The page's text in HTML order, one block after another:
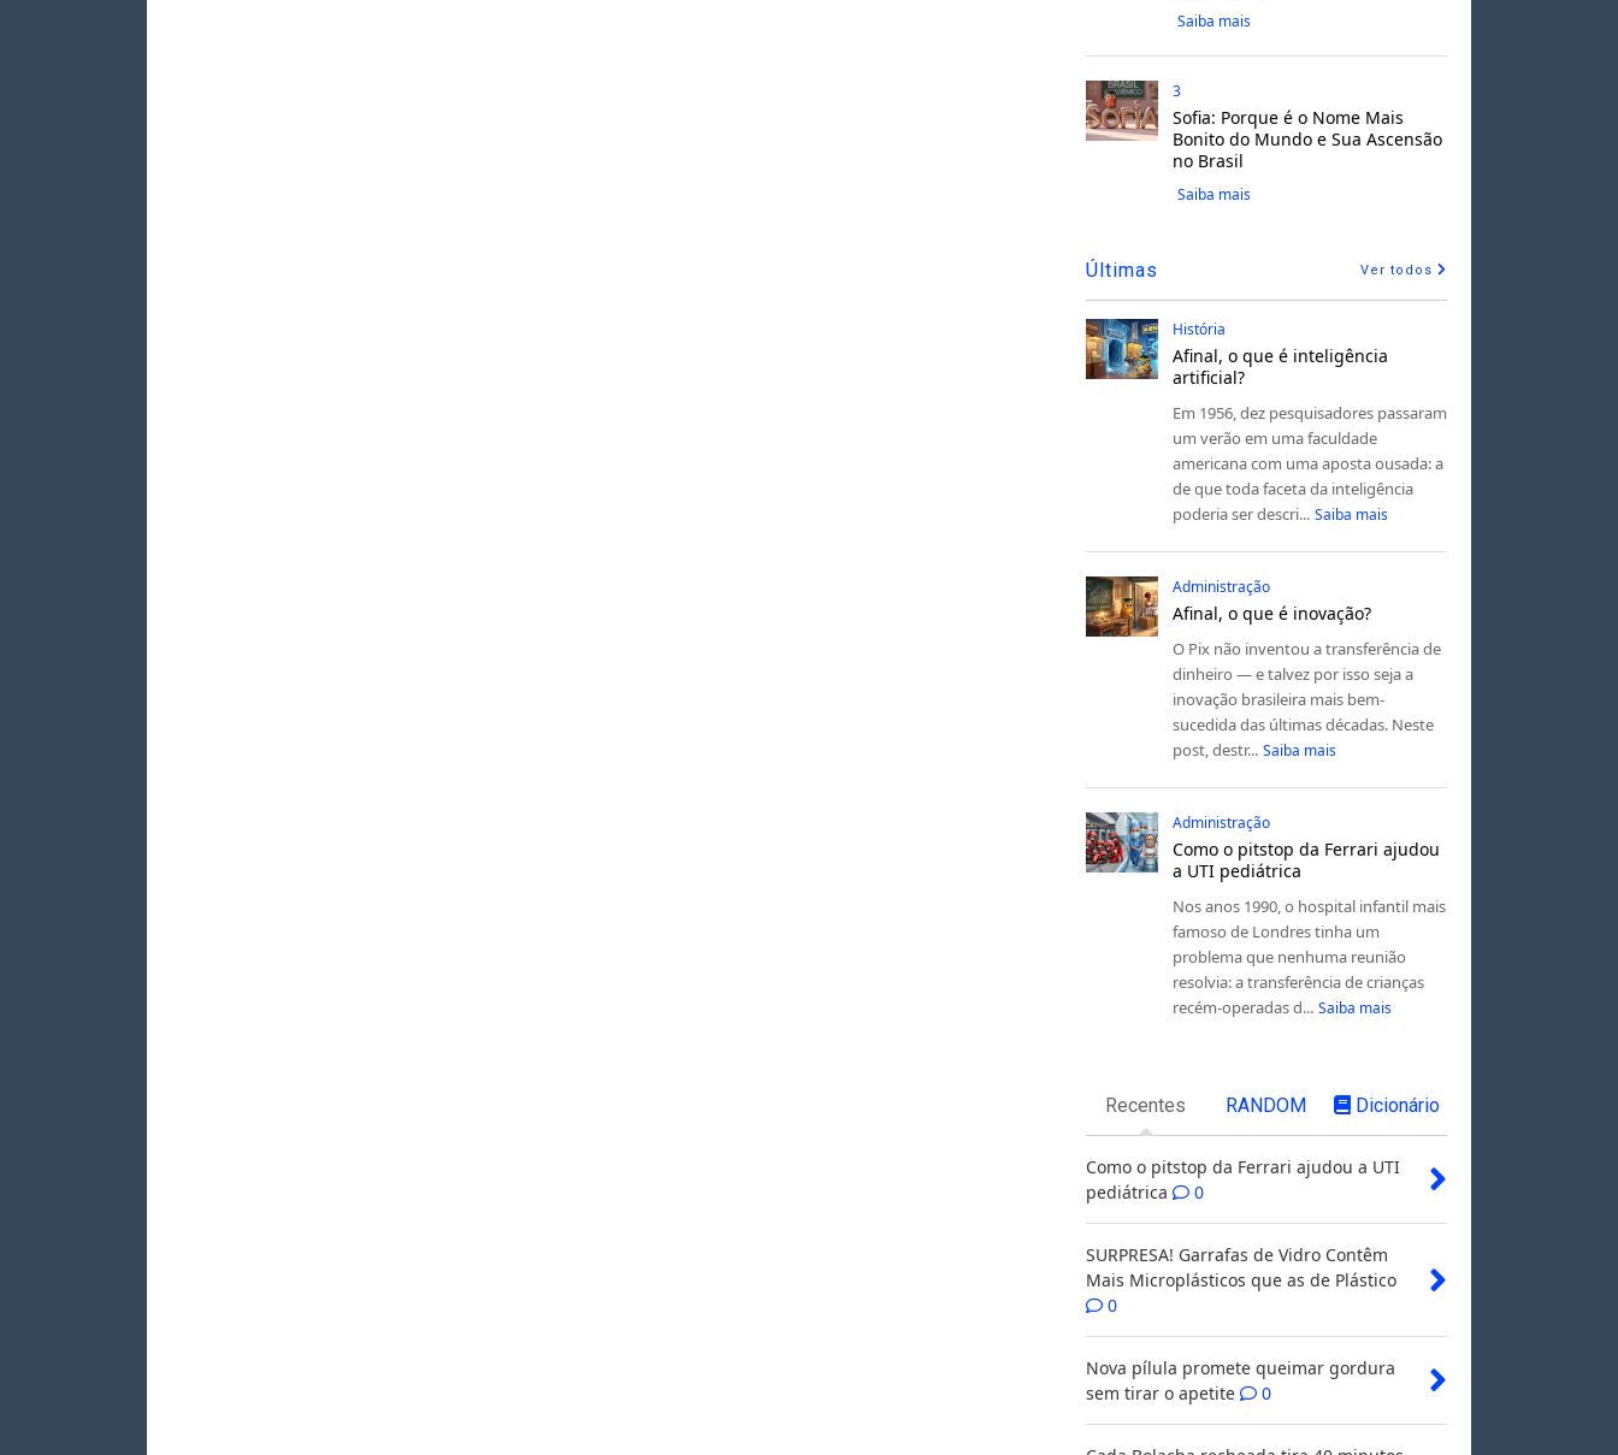
Saiba mais
3
Sofia: Porque é o Nome Mais
Bonito do Mundo e Sua Ascensão
no Brasil
Saiba mais
Últimas Ver todos
História
Afinal, o que é inteligência
artificial?
Em 1956, dez pesquisadores passaram
um verão em uma faculdade
americana com uma aposta ousada: a
de que toda faceta da inteligência
poderia ser descri... Saiba mais
Administração
Afinal, o que é inovação?
O Pix não inventou a transferência de
dinheiro — e talvez por isso seja a
inovação brasileira mais bem-
sucedida das últimas décadas. Neste
post, destr... Saiba mais
Administração
Como o pitstop da Ferrari ajudou
a UTI pediátrica
Nos anos 1990, o hospital infantil mais
famoso de Londres tinha um
problema que nenhuma reunião
resolvia: a transferência de crianças
recém-operadas d... Saiba mais
Recentes RANDOM Dicionário
Como o pitstop da Ferrari ajudou a UTI
pediátrica
0
SURPRESA! Garrafas de Vidro Contêm
Mais Microplásticos que as de Plástico
0
Nova pílula promete queimar gordura
sem tirar o apetite
0